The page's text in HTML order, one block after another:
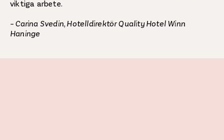
viktiga arbete.
– Carina Svedin, Hotelldirektör Quality Hotel Winn
Haninge